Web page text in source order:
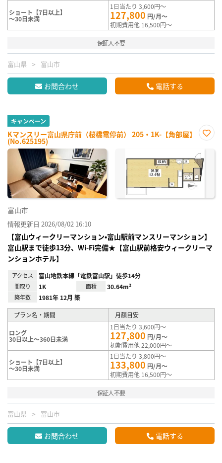
ショート【7日以上】
～30日未満
1日当たり 3,600円～
127,800 円/月～
初期費用他 16,500円～
保証人不要
富山県 富山市
お問合わせ 電話する
キャンペーン
Kマンスリー富山県庁前（桜橋電停前） 205・1K-【角部屋】
(No.625195)
に入
り登
録
富山市
情報更新日 2026/08/02 16:10
【富山ウィークリーマンション•富山駅前マンスリーマンション】
富山駅まで徒歩13分、Wi-Fi完備★【富山駅前格安ウィークリーマ
ンションホテル】
アクセス 富山地鉄本線「電鉄富山駅」徒歩14分
間取り 1K 面積 30.64m²
築年数 1981年 12月 築
プラン名・期間 月額目安
ロング
30日以上～360日未満
1日当たり 3,600円～
127,800 円/月～
初期費用他 22,000円～
ショート【7日以上】
～30日未満
1日当たり 3,800円～
133,800 円/月～
初期費用他 16,500円～
保証人不要
富山県 富山市
お問合わせ 電話する